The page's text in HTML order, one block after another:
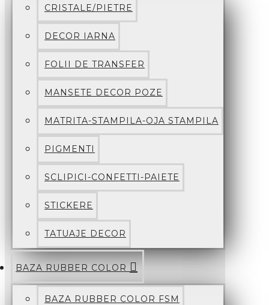
CRISTALE/PIETRE
DECOR IARNA
FOLII DE TRANSFER
MANSETE DECOR POZE
MATRITA-STAMPILA-OJA STAMPILA
PIGMENTI
SCLIPICI-CONFETTI-PAIETE
STICKERE
TATUAJE DECOR
BAZA RUBBER COLOR
BAZA RUBBER COLOR FSM